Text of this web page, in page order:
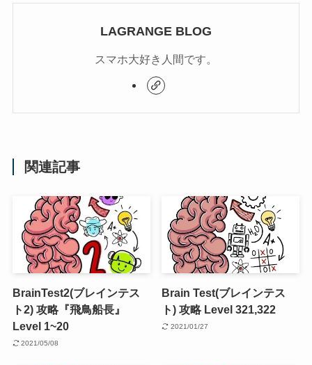
LAGRANGE BLOG
スマホ大好き人間です。
関連記事
BrainTest2(ブレインテス
ト2) 攻略『飛鳥船長』
Level 1~20
2021/05/08
Brain Test(ブレインテス
ト) 攻略 Level 321,322
2021/01/27